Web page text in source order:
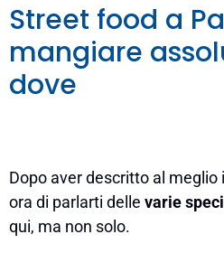
Street food a
mangiare
dove
Dopo aver descritto al
ora di parlarti delle varie
qui, ma non solo.